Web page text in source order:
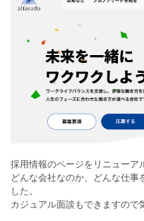
採用情報のページをリニューア
どんな会社なのか、どんな仕事
した。
カジュアル面談もできますので